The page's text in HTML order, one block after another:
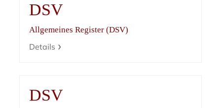
DSV
Allgemeines Register (DSV)
Details
DSV